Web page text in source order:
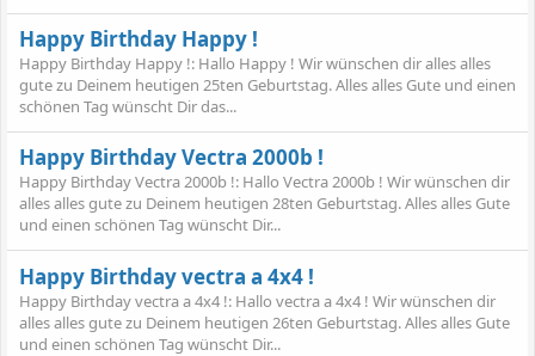
Happy Birthday Happy !
Happy Birthday Happy !: Hallo Happy ! Wir wünschen dir alles alles
gute zu Deinem heutigen 25ten Geburtstag. Alles alles Gute und einen
schönen Tag wünscht Dir das...
Happy Birthday Vectra 2000b !
Happy Birthday Vectra 2000b !: Hallo Vectra 2000b ! Wir wünschen dir
alles alles gute zu Deinem heutigen 28ten Geburtstag. Alles alles Gute
und einen schönen Tag wünscht Dir...
Happy Birthday vectra a 4x4 !
Happy Birthday vectra a 4x4 !: Hallo vectra a 4x4 ! Wir wünschen dir
alles alles gute zu Deinem heutigen 26ten Geburtstag. Alles alles Gute
und einen schönen Tag wünscht Dir...